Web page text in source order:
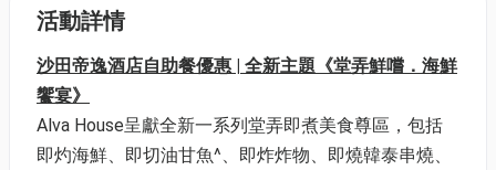
活動詳情
沙田帝逸酒店自助餐優惠 | 全新主題《堂弄鮮嚐．海鮮
饗宴》
Alva House呈獻全新一系列堂弄即煮美食尊區，包括
即灼海鮮、即切油甘魚^、即炸炸物、即燒韓泰串燒、